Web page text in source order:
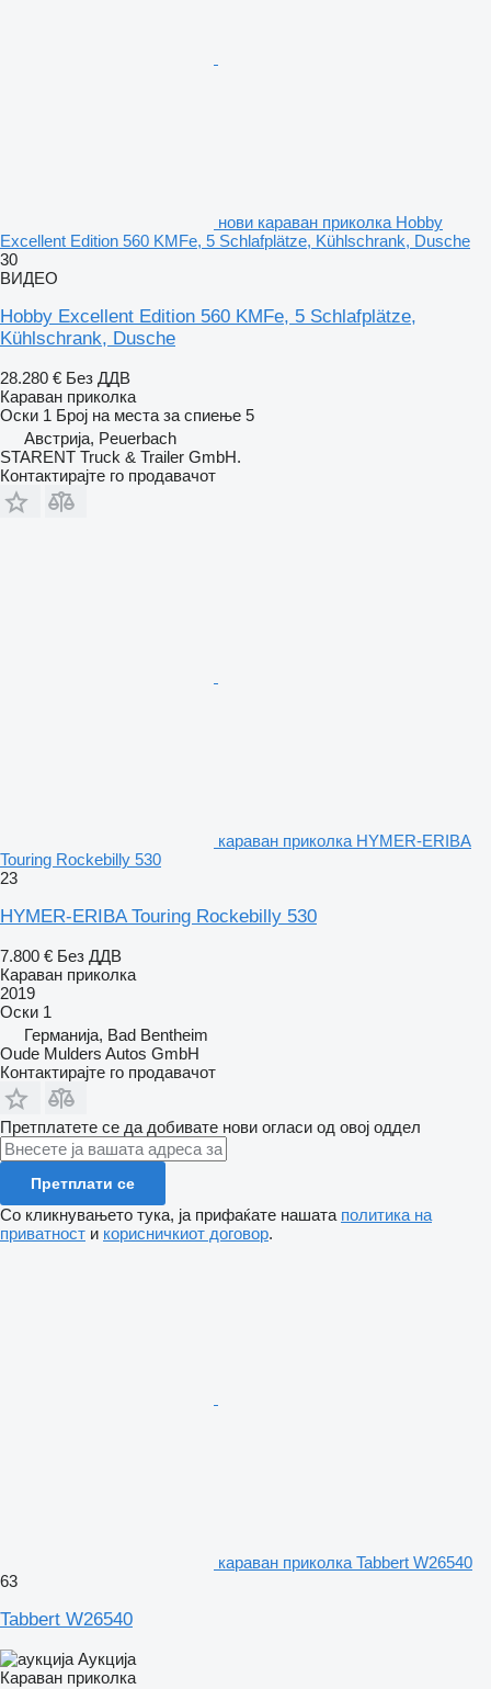
нови караван приколка Hobby
Excellent Edition 560 KMFe, 5 Schlafplätze, Kühlschrank, Dusche
30
ВИДЕО
Hobby Excellent Edition 560 KMFe, 5 Schlafplätze,
Kühlschrank, Dusche
28.280 € Без ДДВ
Караван приколка
Оски 1 Број на места за спиење 5
Австрија, Peuerbach
STARENT Truck & Trailer GmbH.
Контактирајте го продавачот
караван приколка HYMER-ERIBA
Touring Rockebilly 530
23
HYMER-ERIBA Touring Rockebilly 530
7.800 € Без ДДВ
Караван приколка
2019
Оски 1
Германија, Bad Bentheim
Oude Mulders Autos GmbH
Контактирајте го продавачот
Претплатете се да добивате нови огласи од овој оддел
Претплати се
Со кликнувањето тука, ја прифаќате нашата политика на
приватност и корисничкиот договор.
караван приколка Tabbert W26540
63
Tabbert W26540
Аукција
Караван приколка